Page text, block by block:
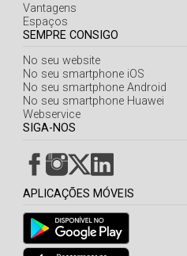
Vantagens
Espaços
SEMPRE CONSIGO
No seu website
No seu smartphone iOS
No seu smartphone Android
No seu smartphone Huawei
Webservice
SIGA-NOS
APLICAÇÕES MÓVEIS